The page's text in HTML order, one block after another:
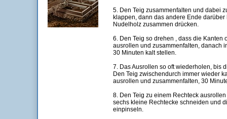
5. Den Teig zusammenfalten und dabei
klappen, dann das andere Ende
Nudelholz zusammen drücken.
6. Den Teig so drehen , dass die Kanten
ausrollen und zusammenfalten, danach
30 Minuten kalt stellen.
7. Das Ausrollen so oft wiederholen, bis
Den Teig zwischendurch immer wieder
ausrollen und zusammenfalten, 30
8. Den Teig zu einem Rechteck
sechs kleine Rechtecke schneiden und
einpinseln.